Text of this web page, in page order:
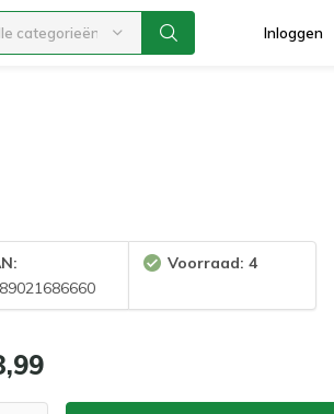
categorieën Inloggen
Voorraad: 4